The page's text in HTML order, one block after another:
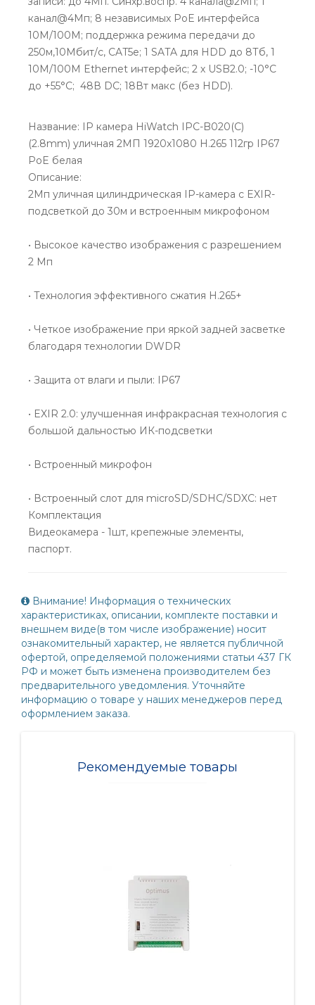
канал@4Мп; 8 независимых PoE интерфейса
10M/100M; поддержка режима передачи до
250м,10Мбит/с, CAT5e; 1 SATA для HDD до 8Тб, 1
10M/100M Ethernet интерфейс; 2 х USB2.0; -10°C
до +55°C; 48В DC; 18Вт макс (без HDD).
Название: IP камера HiWatch IPC-B020(C)
(2.8mm) уличная 2МП 1920x1080 H.265 112гр IP67
PoE белая
Описание:
2Мп уличная цилиндрическая IP-камера с EXIR-
подсветкой до 30м и встроенным микрофоном
• Высокое качество изображения с разрешением
2 Мп
• Технология эффективного сжатия H.265+
• Четкое изображение при яркой задней засветке
благодаря технологии DWDR
• Защита от влаги и пыли: IP67
• EXIR 2.0: улучшенная инфракрасная технология с
большой дальностью ИК-подсветки
• Встроенный микрофон
• Встроенный слот для microSD/SDHC/SDXC: нет
Комплектация
Видеокамера - 1шт, крепежные элементы,
паспорт.
Внимание! Информация о технических
характеристиках, описании, комплекте поставки и
внешнем виде(в том числе изображение) носит
ознакомительный характер, не является публичной
офертой, определяемой положениями статьи 437 ГК
РФ и может быть изменена производителем без
предварительного уведомления. Уточняйте
информацию о товаре у наших менеджеров перед
оформлением заказа.
Рекомендуемые товары